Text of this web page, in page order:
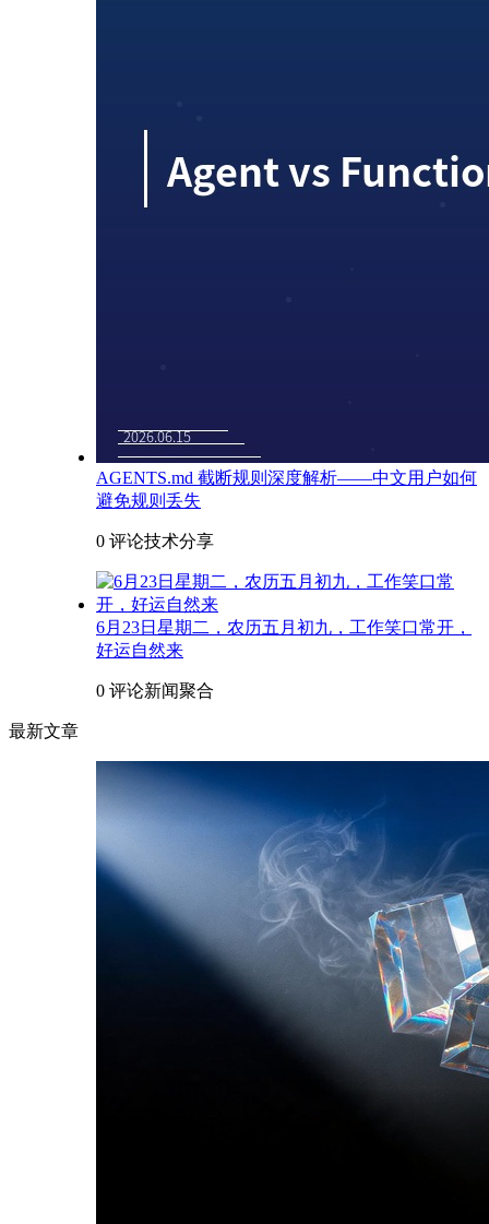
AGENTS.md 截断规则深度解析——中文用户如何
避免规则丢失
0 评论技术分享
6月23日星期二，农历五月初九，工作笑口常开，
好运自然来
0 评论新闻聚合
最新文章